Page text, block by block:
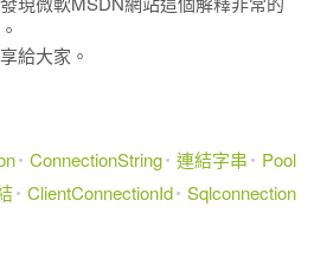
給大家。
ConnectionString 連結字串
Pool
ClientConnectionId Sqlconnection